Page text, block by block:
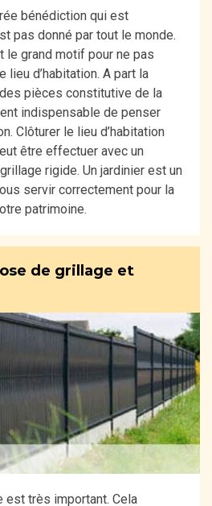
bénédiction qui est
pas donné par tout le monde.
grand motif pour ne pas
lieu d’habitation. A part la
pièces constitutive de la
indispensable de penser
Clôturer le lieu d’habitation
être effectuer avec un
rigide. Un jardinier est un
servir correctement pour la
patrimoine.
de grillage et
est très important. Cela